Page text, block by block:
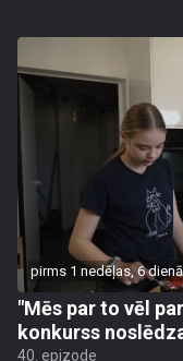
pirms 1 nedēļas, 6
"Mēs par to vēl
konkurss
40. epizode